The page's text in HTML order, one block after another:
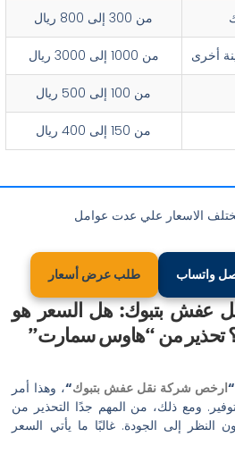
من 1000 إلى 3000 ريال
علي عدت عوامل
طلب عرض أسعار
هل السعر هو
من “هاوس سمارت”
عفش بتبوك“، وهذا أمر
من المهم جدًا التحذير من
غالبًا ما يأتي السعر